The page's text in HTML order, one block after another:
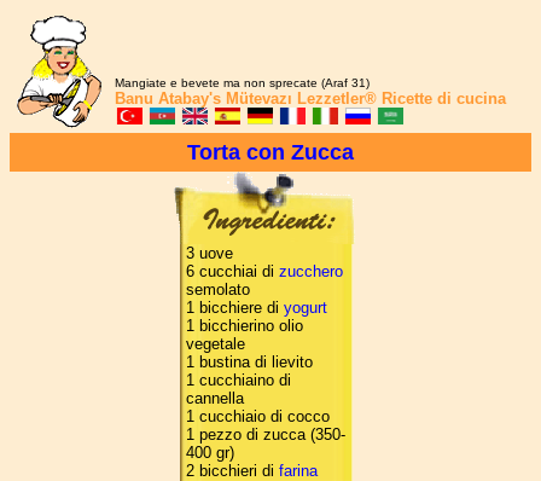
Mangiate e bevete ma non sprecate (Araf 31)
Banu Atabay's Mütevazı Lezzetler® Ricette di cucina
Torta con Zucca
3 uove
6 cucchiai di zucchero
semolato
1 bicchiere di yogurt
1 bicchierino olio
vegetale
1 bustina di lievito
1 cucchiaino di
cannella
1 cucchiaio di cocco
1 pezzo di zucca (350-
400 gr)
2 bicchieri di farina